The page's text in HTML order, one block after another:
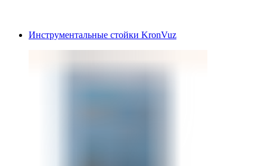
Инструментальные стойки KronVuz